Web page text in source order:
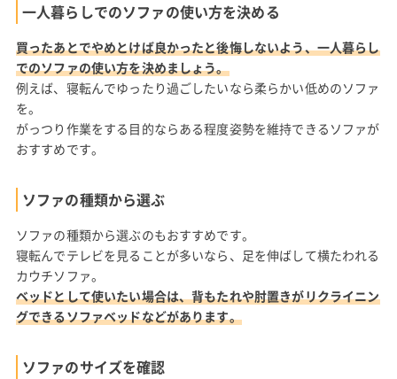
一人暮らしでのソファの使い方を決める
買ったあとでやめとけば良かったと後悔しないよう、一人暮らし
でのソファの使い方を決めましょう。
例えば、寝転んでゆったり過ごしたいなら柔らかい低めのソファ
を。
がっつり作業をする目的ならある程度姿勢を維持できるソファが
おすすめです。
ソファの種類から選ぶ
ソファの種類から選ぶのもおすすめです。
寝転んでテレビを見ることが多いなら、足を伸ばして横たわれる
カウチソファ。
ベッドとして使いたい場合は、背もたれや肘置きがリクライニン
グできるソファベッドなどがあります。
ソファのサイズを確認